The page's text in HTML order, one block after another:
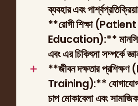
ব্যবহার এবং
**রোগী শিক্ষা (Patient
Education):** মানসিক
এবং এর চিকিৎসা সম্পর্কে
**জীবন দক্ষতার
Training):** যোগাযোগ,
চাপ মোকাবেলা এবং